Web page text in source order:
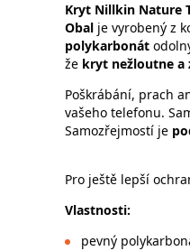
Kryt Nillkin Nature
Obal je vyrobený z
polykarbonát
že kryt nežloutne a
Poškrábání, prach
vašeho telefonu.
Samozřejmostí je
Pro ještě lepší
pevný